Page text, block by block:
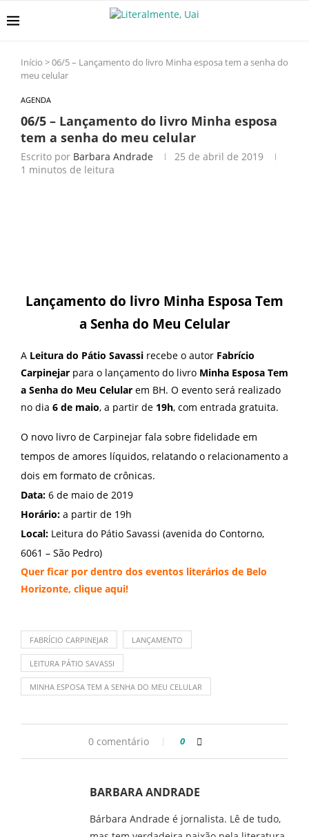
Início >06/5 – Lançamento do livro Minha esposa tem a senha do
meu celular
AGENDA
06/5 – Lançamento do livro Minha esposa
tem a senha do meu celular
Escrito por Barbara Andrade
25 de abril de 2019
1 minutos de leitura
Lançamento do livro Minha Esposa Tem
a Senha do Meu Celular
A Leitura do Pátio Savassi recebe o autor Fabrício
Carpinejar para o lançamento do livro Minha Esposa Tem
a Senha do Meu Celular em BH. O evento será realizado
no dia 6 de maio, a partir de 19h, com entrada gratuita.
O novo livro de Carpinejar fala sobre fidelidade em
tempos de amores líquidos, relatando o relacionamento a
dois em formato de crônicas.
Data: 6 de maio de 2019
Horário: a partir de 19h
Local: Leitura do Pátio Savassi (avenida do Contorno,
6061 – São Pedro)
Quer ficar por dentro dos eventos literários de Belo
Horizonte, clique aqui!
FABRÍCIO CARPINEJAR LANÇAMENTO
LEITURA PÁTIO SAVASSI
MINHA ESPOSA TEM A SENHA DO MEU CELULAR
0 comentário 0
BARBARA ANDRADE
Bárbara Andrade é jornalista. Lê de tudo,